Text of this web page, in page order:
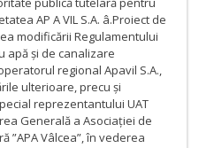
AP A VIL S.A. â.Proiect de
modificării Regulamentului
apă și de canalizare
regional Apavil S.A.,
ulterioare, precu și
reprezentantului UAT
Generală a Asociației de
”APA Vâlcea”, în vederea